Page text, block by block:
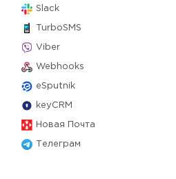
Slack
TurboSMS
Viber
Webhooks
eSputnik
keyCRM
Новая Почта
Телеграм